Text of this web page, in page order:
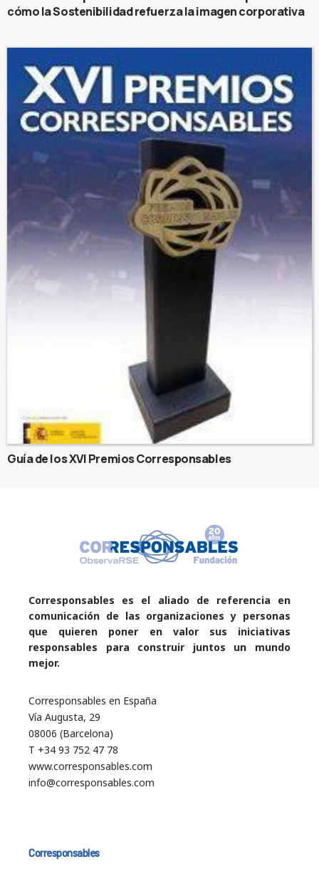
cómo la Sostenibilidad refuerza la imagen corporativa
Guía de los XVI Premios Corresponsables
Corresponsables es el aliado de referencia en
comunicación de las organizaciones y personas
que quieren poner en valor sus iniciativas
responsables para construir juntos un mundo
mejor.
Corresponsables en España
Vía Augusta, 29
08006 (Barcelona)
T +34 93 752 47 78
www.corresponsables.com
info@corresponsables.com
Corresponsables